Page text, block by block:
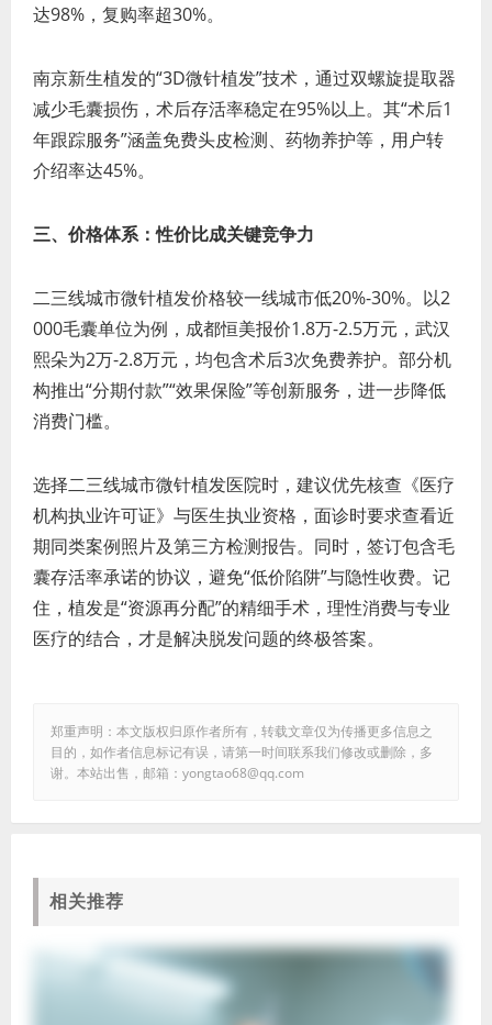
达98%，复购率超30%。
南京新生植发的“3D微针植发”技术，通过双螺旋提取器
减少毛囊损伤，术后存活率稳定在95%以上。其“术后1
年跟踪服务”涵盖免费头皮检测、药物养护等，用户转
介绍率达45%。
三、价格体系：性价比成关键竞争力
二三线城市微针植发价格较一线城市低20%-30%。以2
000毛囊单位为例，成都恒美报价1.8万-2.5万元，武汉
熙朵为2万-2.8万元，均包含术后3次免费养护。部分机
构推出“分期付款”“效果保险”等创新服务，进一步降低
消费门槛。
选择二三线城市微针植发医院时，建议优先核查《医疗
机构执业许可证》与医生执业资格，面诊时要求查看近
期同类案例照片及第三方检测报告。同时，签订包含毛
囊存活率承诺的协议，避免“低价陷阱”与隐性收费。记
住，植发是“资源再分配”的精细手术，理性消费与专业
医疗的结合，才是解决脱发问题的终极答案。
郑重声明：本文版权归原作者所有，转载文章仅为传播更多信息之
目的，如作者信息标记有误，请第一时间联系我们修改或删除，多
谢。本站出售，邮箱：yongtao68@qq.com
相关推荐